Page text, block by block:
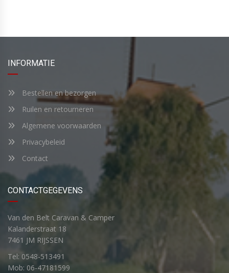
INFORMATIE
Bestellen en bezorgen
Ruilen en retourneren
Algemene voorwaarden
Privacybeleid
Contact
CONTACTGEGEVENS
Van den Belt Caravan & Camper
Kalanderstraat 18
7461 JM RIJSSEN
Tel: 0548-513491
Mob: 06-47181599